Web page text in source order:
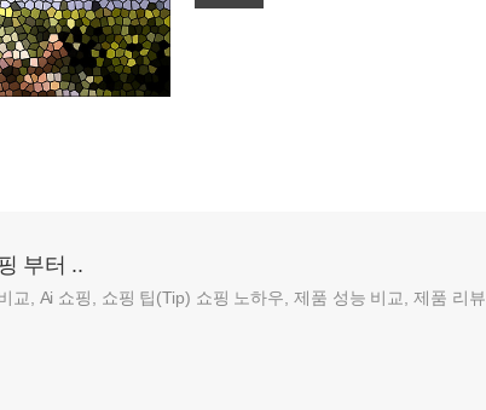
부터 ..
교, Ai 쇼핑, 쇼핑 팁(Tip) 쇼핑 노하우, 제품 성능 비교, 제품 리뷰